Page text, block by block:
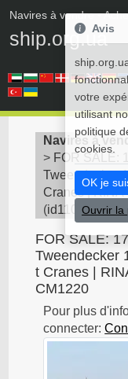
Navires à vendre•
ship.org.ua
Navires à
> FOR SALE:
Tweendecker
Cranes | RINA
(id11095)
FOR SALE:
Tweendecker
t Cranes |
CM1220
Pour plus
connecter:
Avis
votre
utilisant
politique
cookies.
OK je
Ouvrir la